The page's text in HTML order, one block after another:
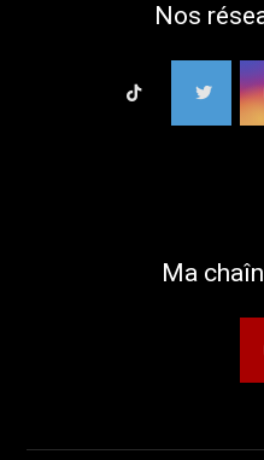
Nos
Ma